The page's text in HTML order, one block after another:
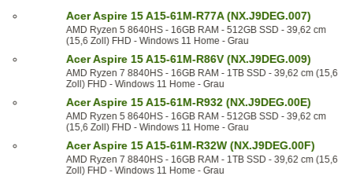
Acer Aspire 15 A15-61M-R77A (NX.J9DEG.007)
AMD Ryzen 5 8640HS - 16GB RAM - 512GB SSD - 39,62 cm
(15,6 Zoll) FHD - Windows 11 Home - Grau
Acer Aspire 15 A15-61M-R86V (NX.J9DEG.009)
AMD Ryzen 7 8840HS - 16GB RAM - 1TB SSD - 39,62 cm (15,6
Zoll) FHD - Windows 11 Home - Grau
Acer Aspire 15 A15-61M-R932 (NX.J9DEG.00E)
AMD Ryzen 5 8640HS - 16GB RAM - 512GB SSD - 39,62 cm
(15,6 Zoll) FHD - Windows 11 Home - Grau
Acer Aspire 15 A15-61M-R32W (NX.J9DEG.00F)
AMD Ryzen 7 8840HS - 16GB RAM - 1TB SSD - 39,62 cm (15,6
Zoll) FHD - Windows 11 Home - Grau